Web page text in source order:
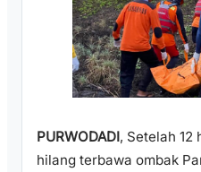
PURWODADI, Setelah 12
hilang terbawa ombak